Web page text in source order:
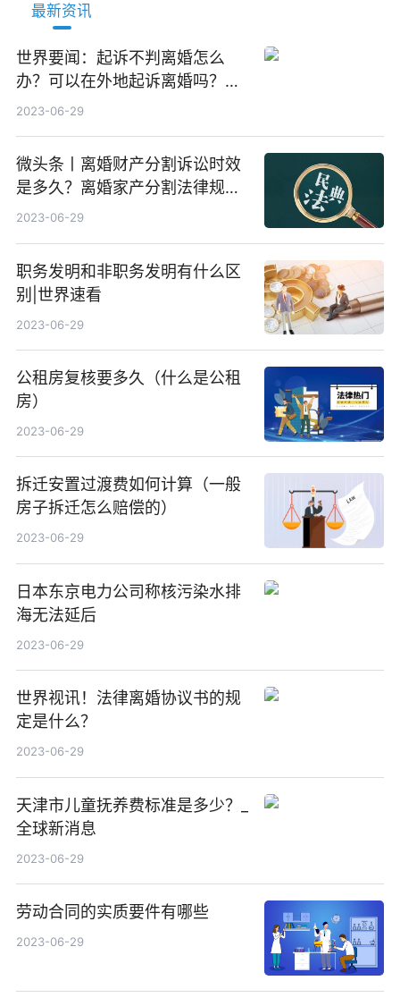
最新资讯
世界要闻：起诉不判离婚怎么
办？可以在外地起诉离婚吗？起
诉离婚被起诉方不去怎么判？
2023-06-29
微头条丨离婚财产分割诉讼时效
是多久？离婚家产分割法律规定
有什么内容？
2023-06-29
职务发明和非职务发明有什么区
别|世界速看
2023-06-29
公租房复核要多久（什么是公租
房）
2023-06-29
拆迁安置过渡费如何计算（一般
房子拆迁怎么赔偿的）
2023-06-29
日本东京电力公司称核污染水排
海无法延后
2023-06-29
世界视讯！法律离婚协议书的规
定是什么？
2023-06-29
天津市儿童抚养费标准是多少？_
全球新消息
2023-06-29
劳动合同的实质要件有哪些
2023-06-29